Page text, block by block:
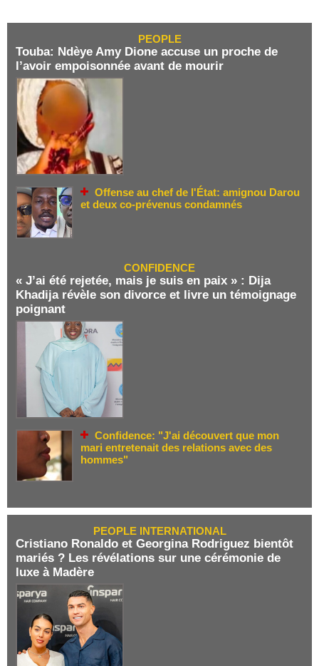
PEOPLE
Touba: Ndèye Amy Dione accuse un proche de
l’avoir empoisonnée avant de mourir
Offense au chef de l'État: amignou Darou
et deux co-prévenus condamnés
CONFIDENCE
« J’ai été rejetée, mais je suis en paix » : Dija
Khadija révèle son divorce et livre un témoignage
poignant
Confidence: "J'ai découvert que mon
mari entretenait des relations avec des
hommes"
PEOPLE INTERNATIONAL
Cristiano Ronaldo et Georgina Rodriguez bientôt
mariés ? Les révélations sur une cérémonie de
luxe à Madère